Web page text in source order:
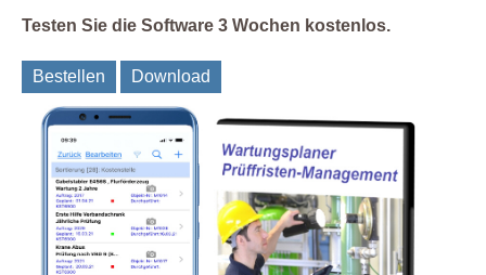
Testen Sie die Software 3 Wochen kostenlos.
Bestellen Download